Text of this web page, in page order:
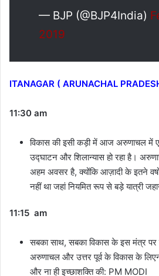
— BJP (@BJP4India)
2019
ITANAGAR ( ARUNACHAL
11:30 am
विकास की इसी कड़ी में आज अरुणाचल में
उद्घाटन और शिलान्यास हो रहा है।
अहम अवसर है, क्योंकि आज़ादी के इतने
नहीं था जहां नियमित रूप से बड़े यात्री
11:15 am
सबका साथ, सबका विकास के इस मंत्र पर
अरुणाचल और उत्तर पूर्व के विकास के
और ना ही इच्छाशक्ति की: PM MODI